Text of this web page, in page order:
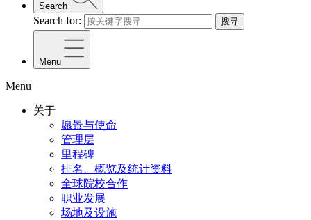
Search
Search for: 搜寻
Menu
Menu
关于
愿景与使命
管理层
里程碑
排名、概览及统计资料
全球院校合作
职业发展
场地及设施